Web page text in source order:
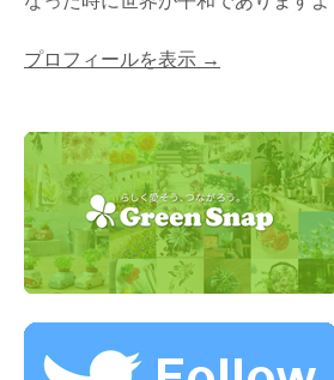
プロフィールを表示 →